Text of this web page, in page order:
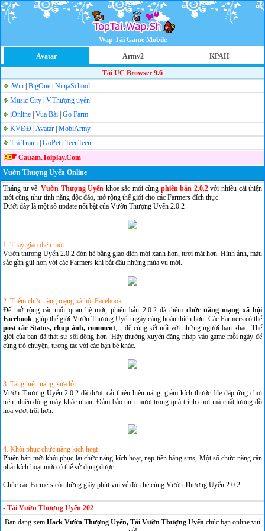
Wap Tải Game Mobile
Avatar
Army2
KPAH
Tải UC Browser 9.6
iWin BigOne NinjaSchool
Music City V.Thượng uyển
iOnline Vua Bài Go Farm
KVĐĐ Avatar MobiArmy
Trà Tranh GoPet| TeenTeen
Cauam.Toiplay.Com
Vườn Thượng Uyển Online
Tháng tư về..Vườn Thượng Uyển khoe sắc mới cùng phiên bản 2.0.2với nhiều cải thiện
mới cũng như tính năng độc đáo, mở rộng thế giới cho các Farmers đích thực.
Dưới đây là một số update nổi bật của Vườn Thượng Uyển 2.0.2
1. Thay giao diện mới
Vườn thượng Uyển 2.0.2 đón hè bằng giao diện mới xanh hơn, tươi mát hơn. Hình ảnh, màu
sắc gần gũi hơn với các Farmers khi bắt đầu những mùa vụ mới.
2. Thêm chức năng mạng xã hội Facebook
Để mở rộng các mối quan hệ mới, phiên bản 2.0.2 đã thêm chức năng mạng xã hội
Facebook, giúp thế giới Vườn Thượng Uyển ngày càng hoàn thiện hơn. Các Farmers có thể
post các Status, chụp ảnh, comment,... để cùng kết nối với những người bạn khác. Thế
giới của bạn đã thật sự sôi động hơn. Hãy thường xuyên đăng nhập vào game mỗi ngày để
cùng trò chuyện, tương tác với các bạn bè khác.
3. Tăng hiệu năng, sửa lỗi
Vườn Thượng Uyển 2.0.2 đã được cải thiện hiệu năng, giảm kích thước file đáp ứng chơi
trên nhiều dòng máy khác nhau. Đảm bảo tính mượt trong quá trình chơi mà chất lượng đồ
họa vượt trội hơn.
4. Khôi phục chức năng kích hoạt
Phiên bản mới khôi phục lại chức năng kích hoạt, nạp tiền bằng sms, Một số chức năng cần
phải kích hoạt mới có thể sử dụng được.
Chúc các Farmers có những giây phút vui vẻ đón hè cùng Vườn Thượng Uyển 2.0.2
- Tải Vườn Thượng Uyển 202
Bạn đang xem Hack Vườn Thượng Uyển, Tải Vườn Thượng Uyển chúc bạn online vui